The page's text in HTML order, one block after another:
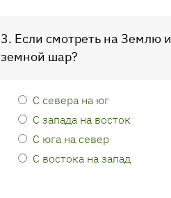
3. Если смотреть на Землю
земной шар?
С севера на юг
С запада на восток
С юга на север
С востока на запад